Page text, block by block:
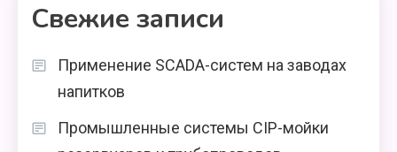
Свежие записи
Применение SCADA-систем на заводах
напитков
Промышленные системы CIP-мойки